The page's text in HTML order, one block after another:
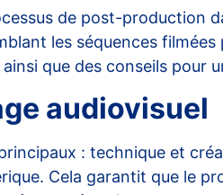
de post-production
les séquences
que des conseils pour
audiovisuel
: technique et
Cela garantit que le